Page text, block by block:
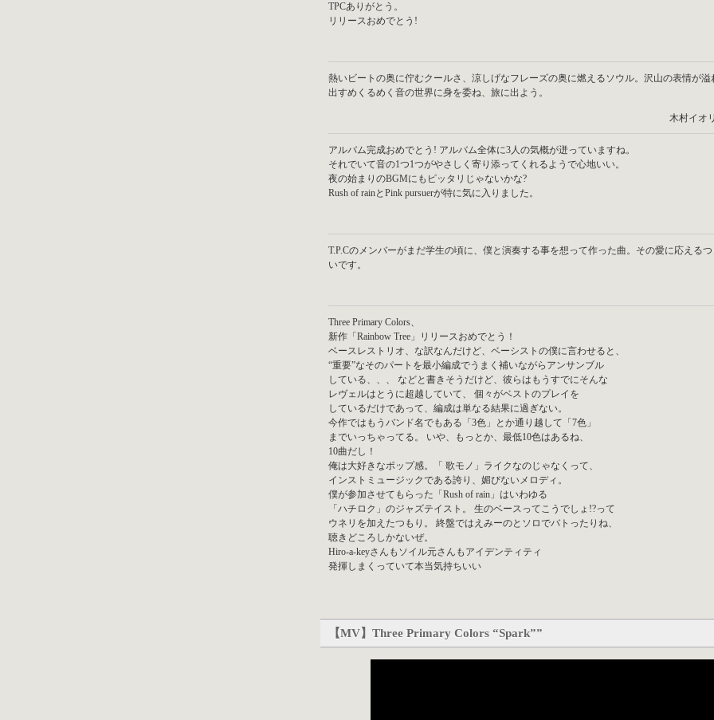
TPCありがとう。
リリースおめでとう!
熱いビートの奥に佇むクールさ、涼しげなフレーズの奥に燃えるソウル。沢山の表情が
出すめくるめく音の世界に身を委ね、旅に出よう。
木村イオ
アルバム完成おめでとう! アルバム全体に3人の気概が迸っていますね。
それでいて音の1つ1つがやさしく寄り添ってくれるようで心地いい。
夜の始まりのBGMにもピッタリじゃないかな?
Rush of rainとPink pursuerが特に気に入りました。
T.P.Cのメンバーがまだ学生の頃に、僕と演奏する事を想って作った曲。その愛に応える
いです。
Three Primary Colors、
新作「Rainbow Tree」リリースおめでとう！
ベースレストリオ、な訳なんだけど、ベーシストの僕に言わせると、
“重要”なそのパートを最小編成でうまく補いながらアンサンブル
している、、、 などと書きそうだけど、彼らはもうすでにそんな
レヴェルはとうに超越していて、 個々がベストのプレイを
しているだけであって、編成は単なる結果に過ぎない。
今作ではもうバンド名でもある「3色」とか通り越して「7色」
までいっちゃってる。 いや、もっとか、最低10色はあるね、
10曲だし！
俺は大好きなポップ感。「 歌モノ」ライクなのじゃなくって、
インストミュージックである誇り、媚びないメロディ。
僕が参加させてもらった「Rush of rain」はいわゆる
「ハチロク」のジャズテイスト。 生のベースってこうでしょ!?って
ウネリを加えたつもり。 終盤ではえみーのとソロでバトったりね、
聴きどころしかないぜ。
Hiro-a-keyさんもソイル元さんもアイデンティティ
発揮しまくっていて本当気持ちいい
【MV】Three Primary Colors “Spark””